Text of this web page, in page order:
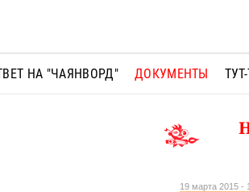
НА "ЧАЯНВОРД" ДОКУМЕНТЫ
19 марта 2015 -